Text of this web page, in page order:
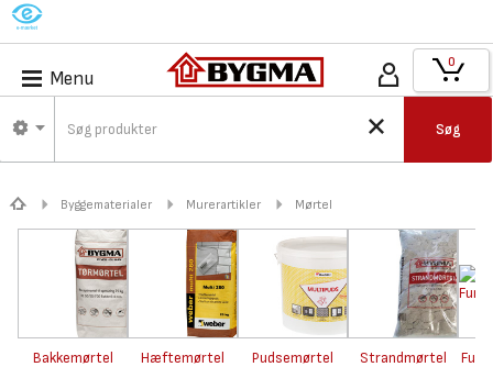
M
Menu
Søg
0
Byggematerialer Murerartikler Mørtel
Bakkemørtel Hæftemørtel Pudsemørtel Strandmørtel